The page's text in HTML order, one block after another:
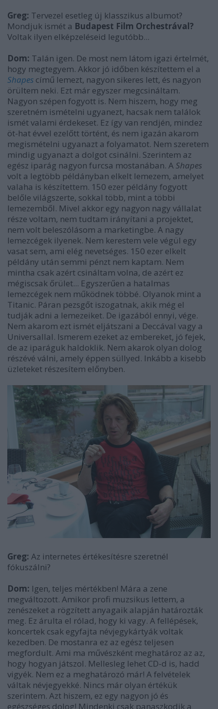
Greg: Tervezel esetleg új klasszikus albumot?
Mondjuk ismét a Budapest Film Orchestrával?
Voltak ilyen elképzeléseid legutóbb...
Dom: Talán igen. De most nem látom igazi értelmét,
hogy megtegyem. Akkor jó időben készítettem el a
Shapes című lemezt, nagyon sikeres lett, és nagyon
örültem neki. Ezt már egyszer megcsináltam.
Nagyon szépen fogyott is. Nem hiszem, hogy meg
szeretném ismételni ugyanezt, hacsak nem találok
ismét valami érdekeset. Ez így van rendjén, mindez
öt-hat évvel ezelőtt történt, és nem igazán akarom
megismételni ugyanazt a folyamatot. Nem szeretem
mindig ugyanazt a dolgot csinálni. Szerintem az
egész iparág nagyon furcsa mostanában. A Shapes
volt a legtöbb példányban elkelt lemezem, amelyet
valaha is készítettem. 150 ezer példány fogyott
belőle világszerte, sokkal több, mint a többi
lemezemből. Mivel akkor egy nagyon nagy vállalat
része voltam, nem tudtam irányítani a projektet,
nem volt beleszólásom a marketingbe. A nagy
lemezcégek ilyenek. Nem kerestem vele végül egy
vasat sem, ami elég nevetséges. 150 ezer elkelt
példány után semmi pénzt nem kaptam. Nem
mintha csak azért csináltam volna, de azért ez
mégiscsak őrület... Egyszerűen a hatalmas
lemezcégek nem működnek többé. Olyanok mint a
Titanic. Páran pezsgőt iszogatnak, akik még el
tudják adni a lemezeiket. De igazából ennyi, vége.
Nem akarom ezt ismét eljátszani a Deccával vagy a
Universallal. Ismerem ezeket az embereket, jó fejek,
de az iparáguk haldoklik. Nem akarok olyan dolog
részévé válni, amely éppen süllyed. Inkább a kisebb
üzleteket részesítem előnyben.
Greg: Az internetes értékesítésre szeretnél
fókuszálni?
Dom: Igen, teljes mértékben! Mára a zene
megváltozott. Amikor profi muzsikus lettem, a
zenészeket a rögzített anyagaik alapján határozták
meg. Ez árulta el rólad, hogy ki vagy. A fellépések,
koncertek csak egyfajta névjegykártyák voltak
kezedben. De mostanra ez az egész teljesen
megfordult. Ami ma művészként meghatároz az az,
hogy hogyan játszol. Mellesleg lehet CD-d is, hadd
vigyék. Nem ez a meghatározó már! A felvételek
váltak névjegyekké. Nincs már olyan értékük
szerintem. Azt hiszem, ez egy nagyon jó és
egészséges dolog! Mindenki csak panaszkodik a